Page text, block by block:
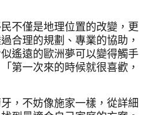
不僅是地理位置的改變，更
合理的規劃、專業的協助，
遙遠的歐洲夢可以變得觸手
第一次來的時候就很喜歡，
，不妨像施家一樣，從詳細